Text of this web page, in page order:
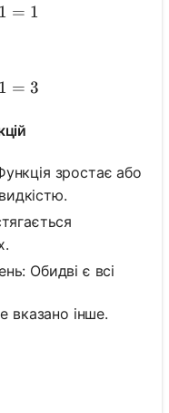
1 = 1
1 = 3
зростає або
Обидві є всі
вказано інше.